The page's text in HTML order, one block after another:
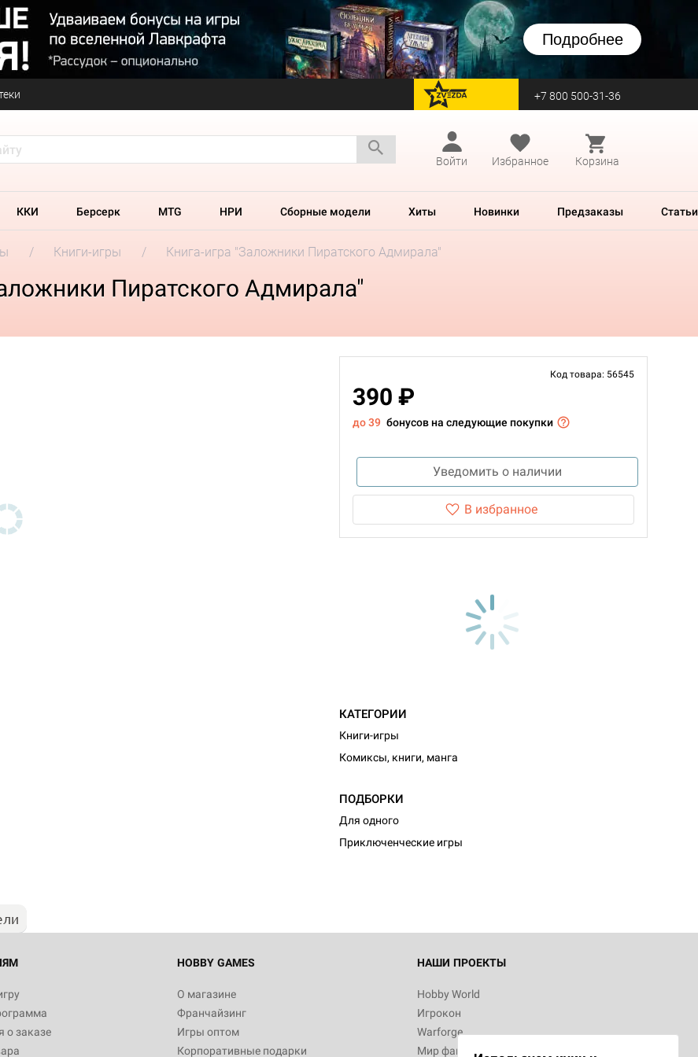
Подробнее
перейти на Zvezda +7 800 500-31-36
Войти
Избранное Корзина
ККИ Берсерк MTG НРИ Сборные модели Хиты Новинки Предзаказы Статьи
Книги-игры Книга-игра "Заложники Пиратского Адмирала"
Пиратского Адмирала"
Код товара: 56545
390 ₽
до 39 бонусов на следующие покупки
Уведомить о наличии
В избранное
КАТЕГОРИИ
Книги-игры
Комиксы, книги, манга
ПОДБОРКИ
Для одного
Приключенческие игры
о заказе
HOBBY GAMES
О магазине
Франчайзинг
Игры оптом
Корпоративные подарки
НАШИ ПРОЕКТЫ
Hobby World
Игрокон
Warforge
Мир фантастики